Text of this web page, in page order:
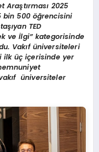
Araştırması 2025
bin 500 öğrencisini
TED
ve İlgi” kategorisinde
Vakıf üniversiteleri
ilk üç içerisinde yer
üniversiteler